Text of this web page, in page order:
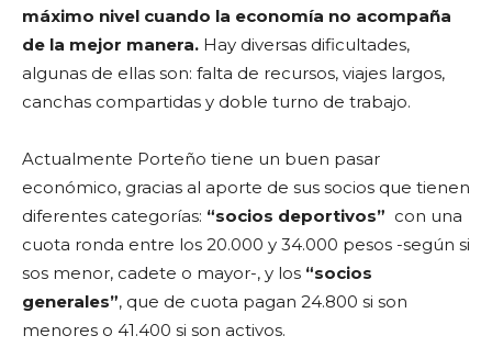
máximo nivel cuando la economía no acompaña
de la mejor manera. Hay diversas dificultades,
algunas de ellas son: falta de recursos, viajes largos,
canchas compartidas y doble turno de trabajo.
Actualmente Porteño tiene un buen pasar
económico, gracias al aporte de sus socios que tienen
diferentes categorías: “socios deportivos” con una
cuota ronda entre los 20.000 y 34.000 pesos -según si
sos menor, cadete o mayor-, y los “socios
generales”, que de cuota pagan 24.800 si son
menores o 41.400 si son activos.